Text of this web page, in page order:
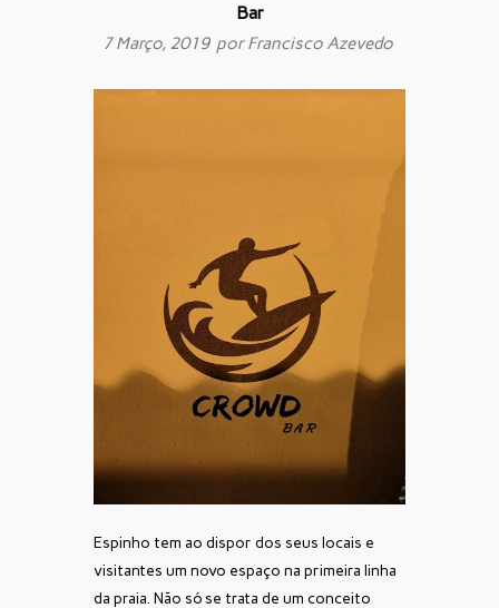
Bar
7 Março, 2019 porFrancisco Azevedo
Espinho tem ao dispor dos seus locais e
visitantes um novo espaço na primeira linha
da praia. Não só se trata de um conceito